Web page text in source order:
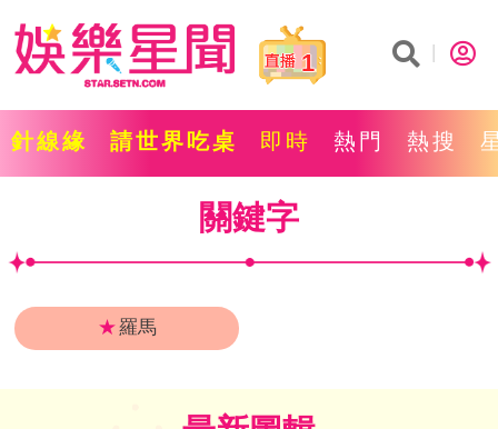
1
針線緣 請世界吃桌 即時 熱門 熱搜
關鍵字
★羅馬